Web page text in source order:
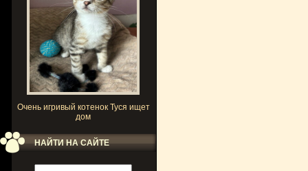
Очень игривый котенок Туся ищет
дом
НАЙТИ НА САЙТЕ